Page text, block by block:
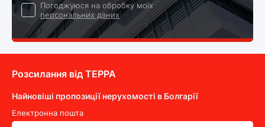
Погоджуюся на обробку моїх
персональних даних
Розсилання від ТEPPA
Найновіші пропозиції нерухомості в Болгарії
Електронна пошта